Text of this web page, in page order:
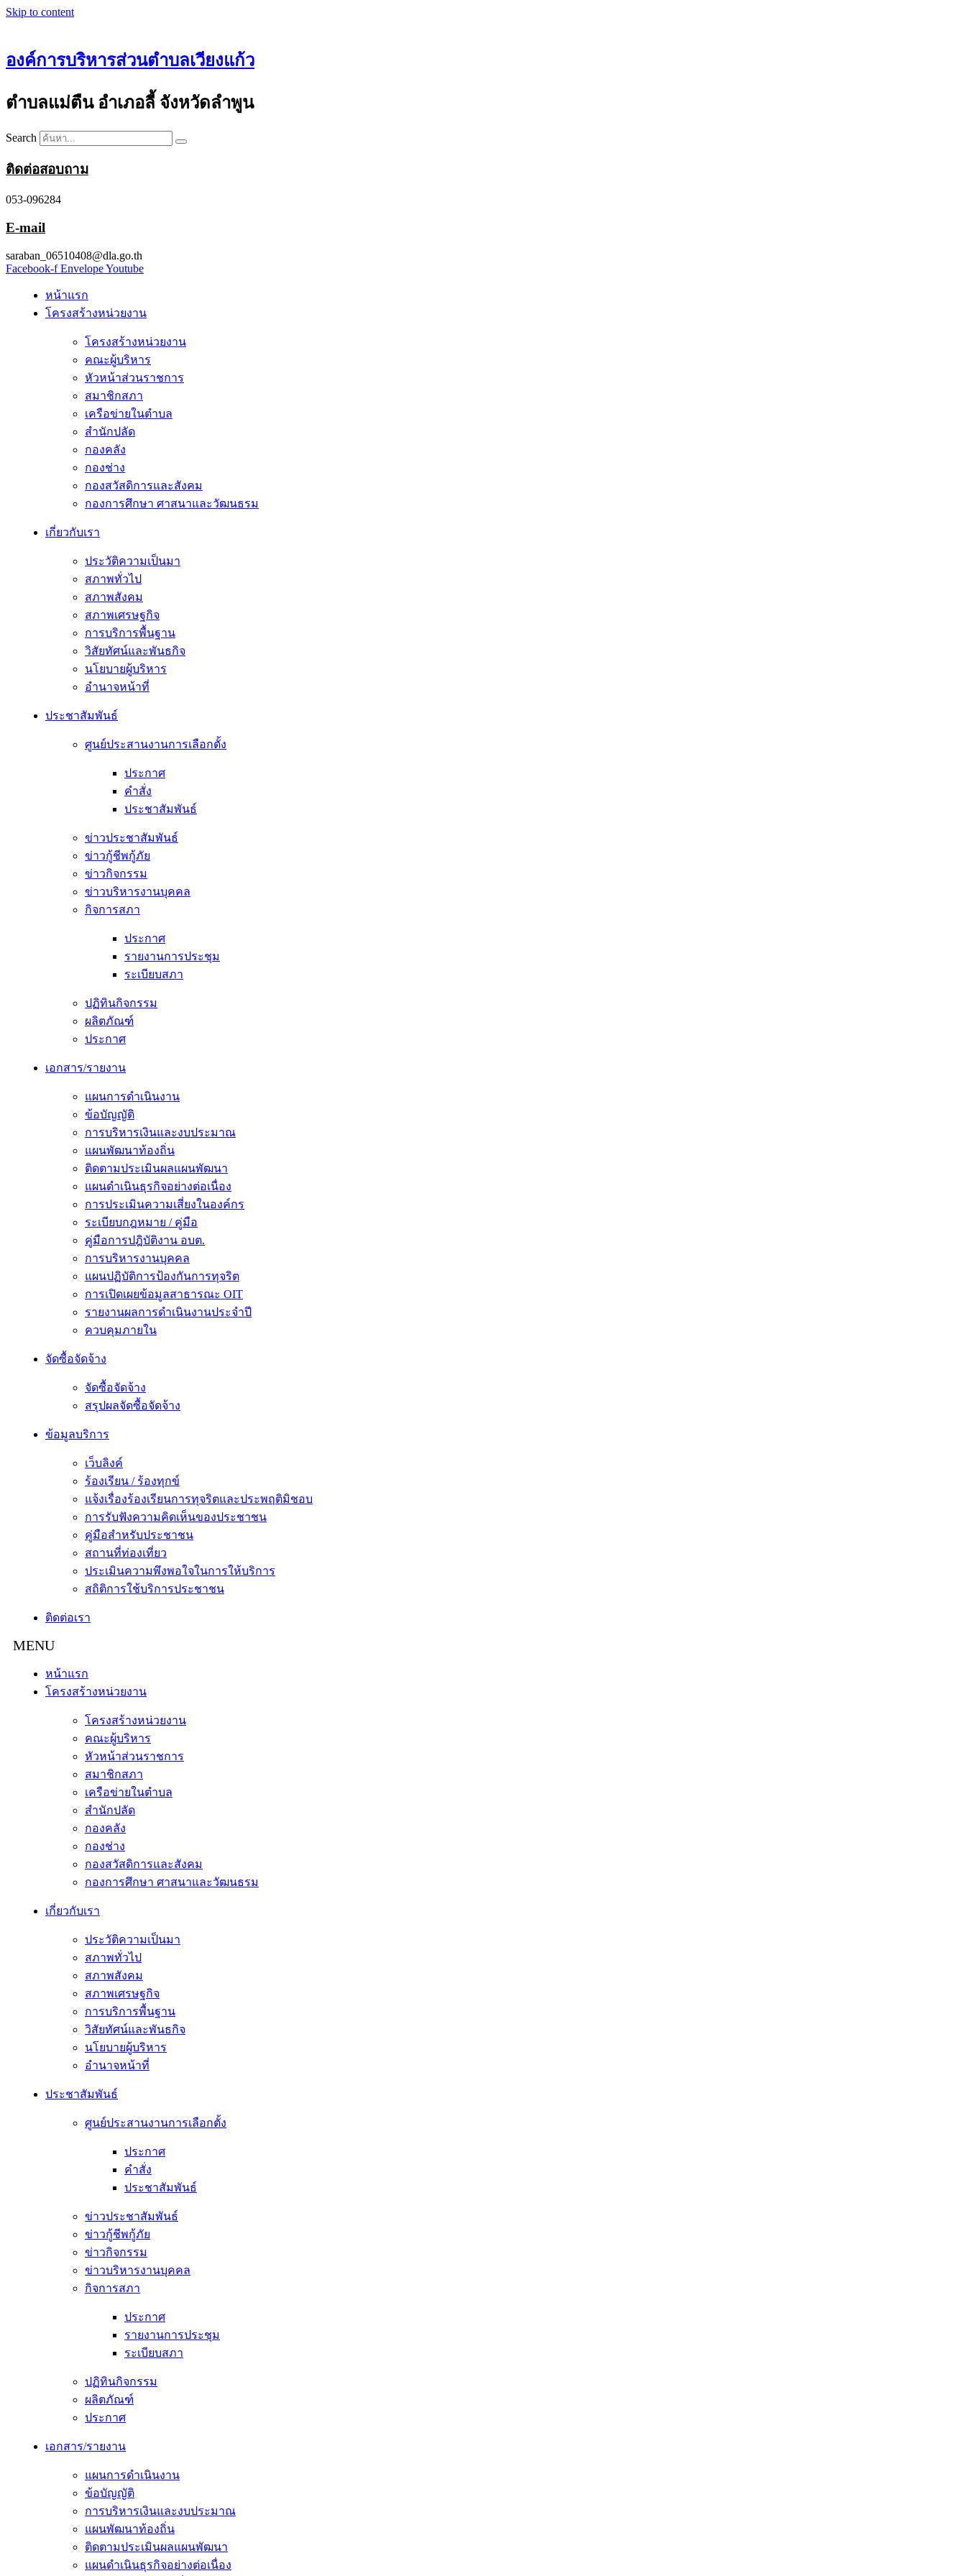
Skip to content
องค์การบริหารส่วนตำบลเวียงแก้ว
ตำบลแม่ตืน อำเภอลี้ จังหวัดลำพูน
Search
ติดต่อสอบถาม
053-096284
E-mail
saraban_06510408@dla.go.th
Facebook-f EnvelopeYoutube
หน้าแรก
โครงสร้างหน่วยงาน
โครงสร้างหน่วยงาน
คณะผู้บริหาร
หัวหน้าส่วนราชการ
สมาชิกสภา
เครือข่ายในตำบล
สำนักปลัด
กองคลัง
กองช่าง
กองสวัสดิการและสังคม
กองการศึกษา ศาสนาและวัฒนธรม
เกี่ยวกับเรา
ประวัติความเป็นมา
สภาพทั่วไป
สภาพสังคม
สภาพเศรษฐกิจ
การบริการพื้นฐาน
วิสัยทัศน์และพันธกิจ
นโยบายผู้บริหาร
อํานาจหน้าที่
ประชาสัมพันธ์
ศูนย์ประสานงานการเลือกตั้ง
ประกาศ
คำสั่ง
ประชาสัมพันธ์
ข่าวประชาสัมพันธ์
ข่าวกู้ชีพกู้ภัย
ข่าวกิจกรรม
ข่าวบริหารงานบุคคล
กิจการสภา
ประกาศ
รายงานการประชุม
ระเบียบสภา
ปฏิทินกิจกรรม
ผลิตภัณฑ์
ประกาศ
เอกสาร/รายงาน
แผนการดำเนินงาน
ข้อบัญญัติ
การบริหารเงินและงบประมาณ
แผนพัฒนาท้องถิ่น
ติดตามประเมินผลแผนพัฒนา
แผนดำเนินธุรกิจอย่างต่อเนื่อง
การประเมินความเสี่ยงในองค์กร
ระเบียบกฎหมาย / คู่มือ
คู่มือการปฎิบัติงาน อบต.
การบริหารงานบุคคล
แผนปฏิบัติการป้องกันการทุจริต
การเปิดเผยข้อมูลสาธารณะ OIT
รายงานผลการดำเนินงานประจำปี
ควบคุมภายใน
จัดซื้อจัดจ้าง
จัดซื้อจัดจ้าง
สรุปผลจัดซื้อจัดจ้าง
ข้อมูลบริการ
เว็บลิงค์
ร้องเรียน / ร้องทุกข์
แจ้งเรื่องร้องเรียนการทุจริตและประพฤติมิชอบ
การรับฟังความคิดเห็นของประชาชน
คู่มือสำหรับประชาชน
สถานที่ท่องเที่ยว
ประเมินความพึงพอใจในการให้บริการ
สถิติการใช้บริการประชาชน
ติดต่อเรา
หน้าแรก
โครงสร้างหน่วยงาน
โครงสร้างหน่วยงาน
คณะผู้บริหาร
หัวหน้าส่วนราชการ
สมาชิกสภา
เครือข่ายในตำบล
สำนักปลัด
กองคลัง
กองช่าง
กองสวัสดิการและสังคม
กองการศึกษา ศาสนาและวัฒนธรม
เกี่ยวกับเรา
ประวัติความเป็นมา
สภาพทั่วไป
สภาพสังคม
สภาพเศรษฐกิจ
การบริการพื้นฐาน
วิสัยทัศน์และพันธกิจ
นโยบายผู้บริหาร
อํานาจหน้าที่
ประชาสัมพันธ์
ศูนย์ประสานงานการเลือกตั้ง
ประกาศ
คำสั่ง
ประชาสัมพันธ์
ข่าวประชาสัมพันธ์
ข่าวกู้ชีพกู้ภัย
ข่าวกิจกรรม
ข่าวบริหารงานบุคคล
กิจการสภา
ประกาศ
รายงานการประชุม
ระเบียบสภา
ปฏิทินกิจกรรม
ผลิตภัณฑ์
ประกาศ
เอกสาร/รายงาน
แผนการดำเนินงาน
ข้อบัญญัติ
การบริหารเงินและงบประมาณ
แผนพัฒนาท้องถิ่น
ติดตามประเมินผลแผนพัฒนา
แผนดำเนินธุรกิจอย่างต่อเนื่อง